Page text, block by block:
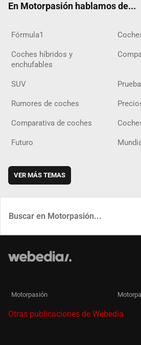
En Motorpasión hablamos de...
Fórmula1
Coches híbridos y
enchufables
SUV
Rumores de coches
Comparativa de coches
Futuro
VER MÁS TEMAS
Motorpasión
Otras publicaciones de Webedia